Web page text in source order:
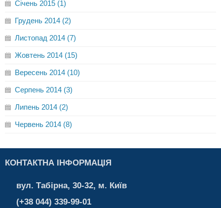
Січень 2015 (1)
Грудень 2014 (2)
Листопад 2014 (7)
Жовтень 2014 (15)
Вересень 2014 (10)
Серпень 2014 (3)
Липень 2014 (2)
Червень 2014 (8)
КОНТАКТНА ІНФОРМАЦІЯ
вул. Табірна, 30-32, м. Київ
(+38 044) 339-99-01